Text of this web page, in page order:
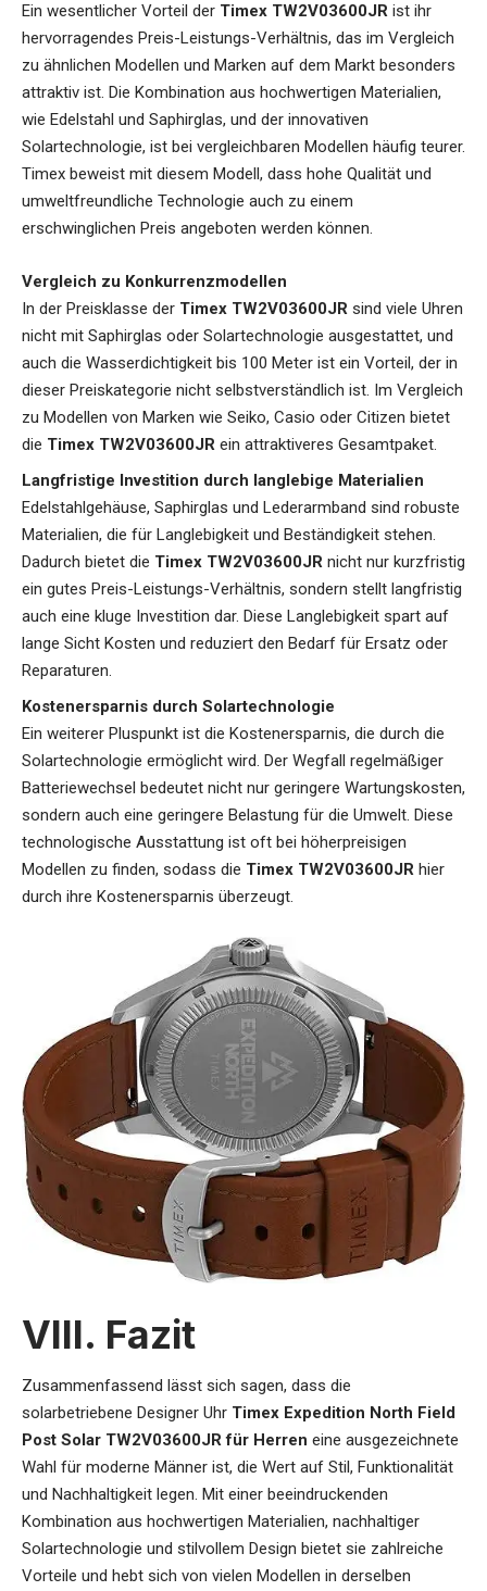
Ein wesentlicher Vorteil der Timex TW2V03600JR ist ihr
hervorragendes Preis-Leistungs-Verhältnis, das im Vergleich
zu ähnlichen Modellen und Marken auf dem Markt besonders
attraktiv ist. Die Kombination aus hochwertigen Materialien,
wie Edelstahl und Saphirglas, und der innovativen
Solartechnologie, ist bei vergleichbaren Modellen häufig teurer.
Timex beweist mit diesem Modell, dass hohe Qualität und
umweltfreundliche Technologie auch zu einem
erschwinglichen Preis angeboten werden können.
Vergleich zu Konkurrenzmodellen
In der Preisklasse der Timex TW2V03600JR sind viele Uhren
nicht mit Saphirglas oder Solartechnologie ausgestattet, und
auch die Wasserdichtigkeit bis 100 Meter ist ein Vorteil, der in
dieser Preiskategorie nicht selbstverständlich ist. Im Vergleich
zu Modellen von Marken wie Seiko, Casio oder Citizen bietet
die Timex TW2V03600JR ein attraktiveres Gesamtpaket.
Langfristige Investition durch langlebige Materialien
Edelstahlgehäuse, Saphirglas und Lederarmband sind robuste
Materialien, die für Langlebigkeit und Beständigkeit stehen.
Dadurch bietet die Timex TW2V03600JR nicht nur kurzfristig
ein gutes Preis-Leistungs-Verhältnis, sondern stellt langfristig
auch eine kluge Investition dar. Diese Langlebigkeit spart auf
lange Sicht Kosten und reduziert den Bedarf für Ersatz oder
Reparaturen.
Kostenersparnis durch Solartechnologie
Ein weiterer Pluspunkt ist die Kostenersparnis, die durch die
Solartechnologie ermöglicht wird. Der Wegfall regelmäßiger
Batteriewechsel bedeutet nicht nur geringere Wartungskosten,
sondern auch eine geringere Belastung für die Umwelt. Diese
technologische Ausstattung ist oft bei höherpreisigen
Modellen zu finden, sodass die Timex TW2V03600JR hier
durch ihre Kostenersparnis überzeugt.
VIII. Fazit
Zusammenfassend lässt sich sagen, dass die
solarbetriebene Designer Uhr Timex Expedition North Field
Post Solar TW2V03600JR für Herren eine ausgezeichnete
Wahl für moderne Männer ist, die Wert auf Stil, Funktionalität
und Nachhaltigkeit legen. Mit einer beeindruckenden
Kombination aus hochwertigen Materialien, nachhaltiger
Solartechnologie und stilvollem Design bietet sie zahlreiche
Vorteile und hebt sich von vielen Modellen in derselben